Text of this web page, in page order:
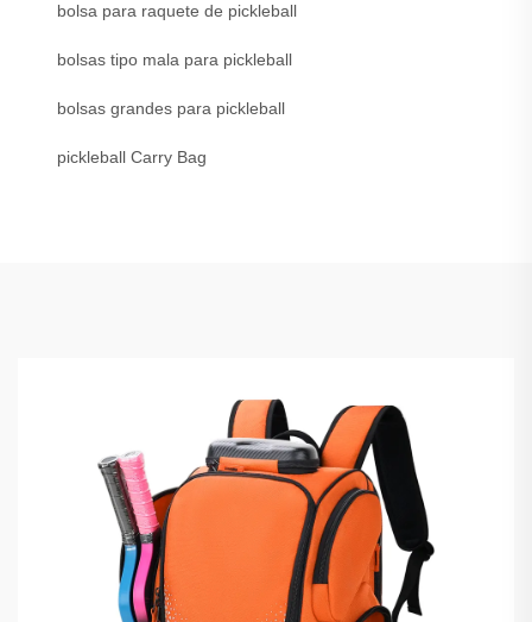
bolsa para raquete de pickleball
bolsas tipo mala para pickleball
bolsas grandes para pickleball
pickleball Carry Bag